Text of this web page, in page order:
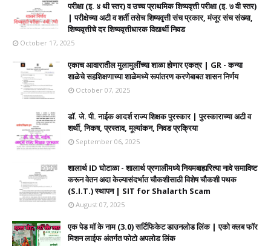
परीक्षा (इ. ४ थी स्तर) व उच्च प्राथमिक शिष्यवृत्ती परीक्षा (इ. ७ वी स्तर)
| परीक्षेच्या अटी व शर्ती तसेच शिष्यवृत्ती संच प्रकार, मंजूर संच संख्या,
शिष्यवृत्तीचे दर शिष्यवृत्तीधारक विद्यार्थी निवड
October 17, 2025
एकाच आवारातील मुलामुलींच्या शाळा होणार एकत्र | GR - कन्या
शाळेचे सहशिक्षणाच्या शाळेमध्ये रूपांतरण करणेबाबत शासन निर्णय
October 07, 2025
डॉ. जे. पी. नाईक आदर्श राज्य शिक्षक पुरस्कार | पुरस्काराच्या अटी व
शर्थी, निकष, प्रस्ताव, मूल्यांकन, निवड प्रक्रिया
September 06, 2025
शालार्थ ID घोटाळा - शालार्थ प्रणालीमध्ये नियमबाह्यरित्या नावे समाविष्ट
करून वेतन अदा केल्यासंदर्भात चौकशीसाठी विशेष चौकशी पथक
(S.I.T.) स्थापन | SIT for Shalarth Scam
August 07, 2025
एक पेड मॉ के नाम (3.0) सर्टिफिकेट डाउनलोड लिंक | एको क्लब फॉर
मिशन लाईफ अंतर्गत फोटो अपलोड लिंक